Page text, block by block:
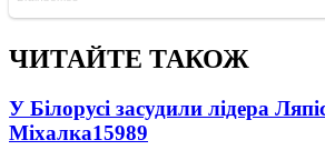
ЧИТАЙТЕ ТАКОЖ
У Білорусі засудили лідера
Міхалка15989